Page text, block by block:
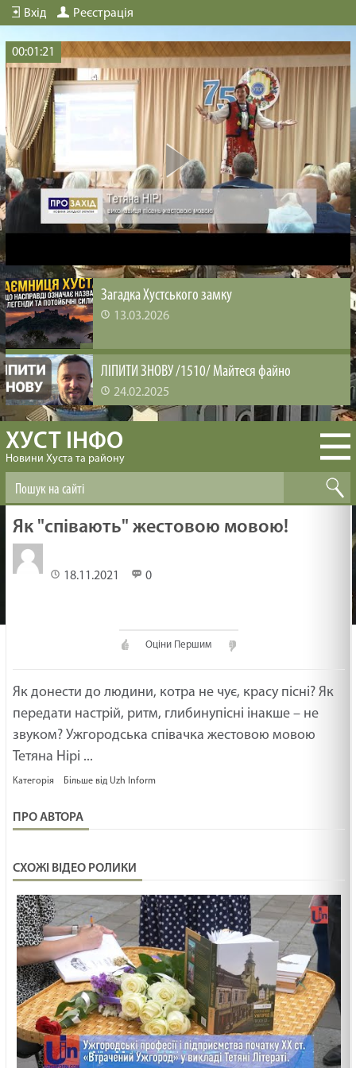
Вхід Реєстрація
00:01:21
Загадка Хустського замку
13.03.2026
ЛІПИТИ ЗНОВУ /1510/ Майтеся файно
24.02.2025
ВИРОЩУВАННЯ ЛЮДЕЙ /1509/ Майтеся файно
БІБЛІЯ ЗМІНЮЄ /1508/ Майтеся файно
файно
19.02.2025
Ти сьогодні молодший чи старший син? Неділя
про блудного сина. Лк
19.02.2025
КУДИ ПАЛКА ВПАДЕ /1503/ Майтеся файно
19.02.2025
НЕ ДО КІНЦЯ /1502/ Майтеся файно
ХУСТ ІНФО
Новини Хуста та району
Як "співають" жестовою мовою!
18.11.2021 0
Оціни Першим
Як донести до людини, котра не чує, красу пісні? Як
передати настрій, ритм, глибинупісні інакше – не
звуком? Ужгородська співачка жестовою мовою
Тетяна Нірі ...
Категорія Більше від Uzh Inform
ПРО АВТОРА
СХОЖІ ВІДЕО РОЛИКИ